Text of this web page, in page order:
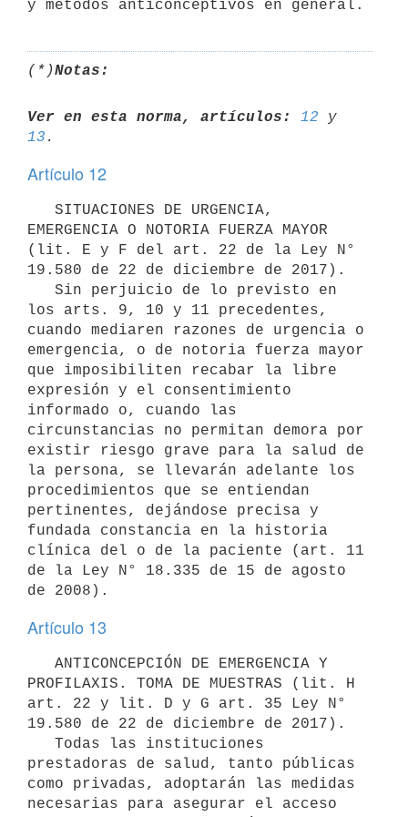
(*)Notas:
Ver en esta norma, artículos: 12
13
Artículo 12
EMERGENCIA O NOTORIA FUERZA MAYOR
(lit. E y F del art. 22 de la Ley N°
19.580 de 22 de diciembre de 2017).
los arts. 9, 10 y 11 precedentes,
cuando mediaren razones de urgencia o
emergencia, o de notoria fuerza mayor
que imposibiliten recabar la libre
expresión y el consentimiento
informado o, cuando las
circunstancias no permitan demora por
existir riesgo grave para la salud de
la persona, se llevarán adelante los
procedimientos que se entiendan
pertinentes, dejándose precisa y
fundada constancia en la historia
clínica del o de la paciente (art. 11
de la Ley N° 18.335 de 15 de agosto
Artículo 13
PROFILAXIS. TOMA DE MUESTRAS (lit. H
art. 22 y lit. D y G art. 35 Ley N°
19.580 de 22 de diciembre de 2017).
prestadoras de salud, tanto públicas
como privadas, adoptarán las medidas
necesarias para asegurar el acceso